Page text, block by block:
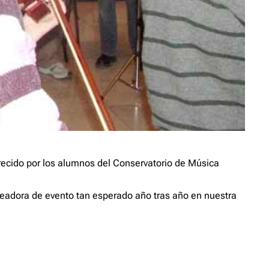
por los alumnos del Conservatorio de Música
de evento tan esperado año tras año en nuestra